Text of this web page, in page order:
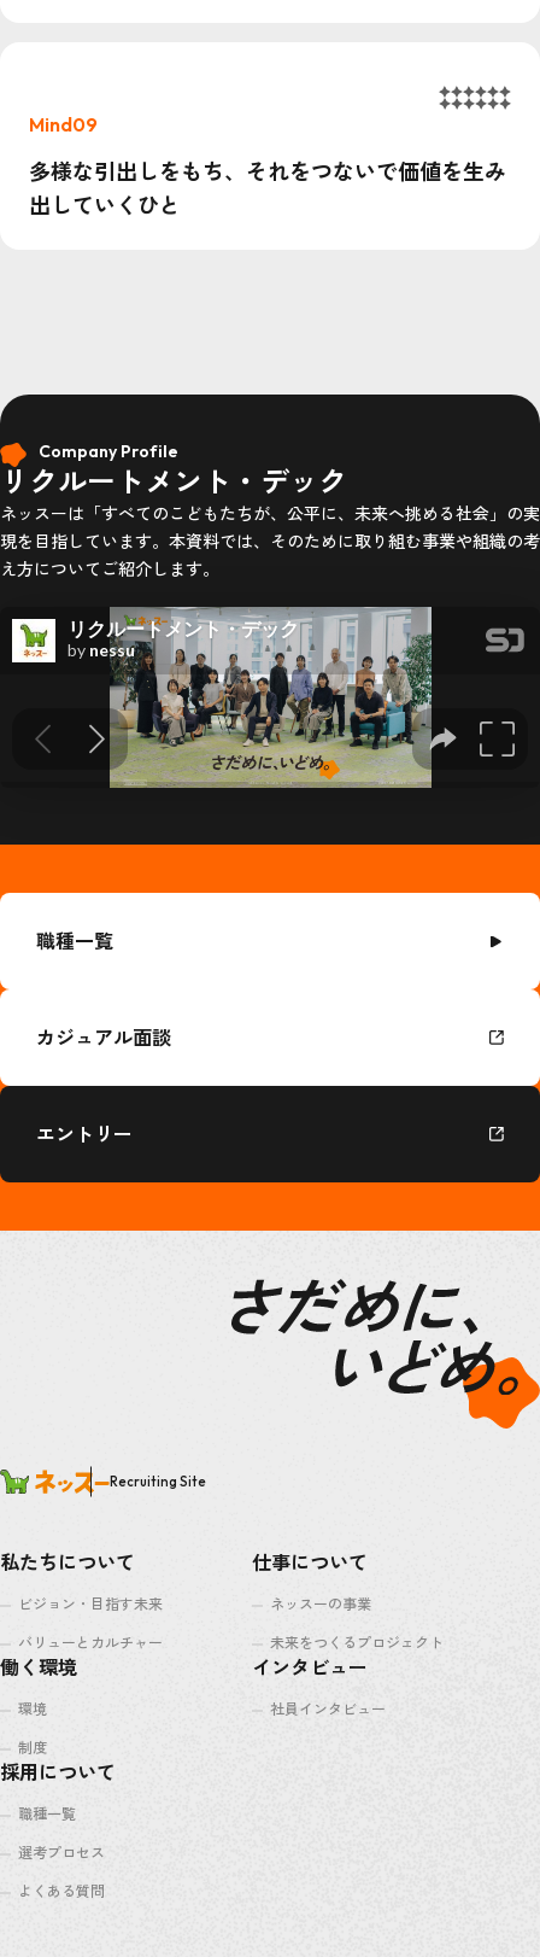
Mind09
多様な引出しをもち、それをつないで価値を生み
出していくひと
Company Profile
リクルートメント・デック
ネッスーは「すべてのこどもたちが、公平に、未来へ挑める社会」の実
現を目指しています。本資料では、そのために取り組む事業や組織の考
え方についてご紹介します。
職種一覧
カジュアル面談
エントリー
Recruiting Site
私たちについて
ビジョン・目指す未来
バリューとカルチャー
仕事について
ネッスーの事業
未来をつくるプロジェクト
働く環境
環境
制度
インタビュー
社員インタビュー
採用について
職種一覧
選考プロセス
よくある質問